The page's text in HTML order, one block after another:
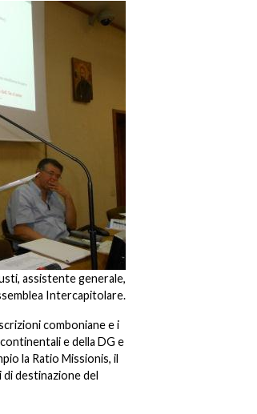
assistente generale,
Intercapitolare.
comboniane e i
e della DG e
la Ratio Missionis, il
destinazione del